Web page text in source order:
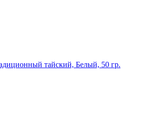
тайский, Белый, 50 гр.